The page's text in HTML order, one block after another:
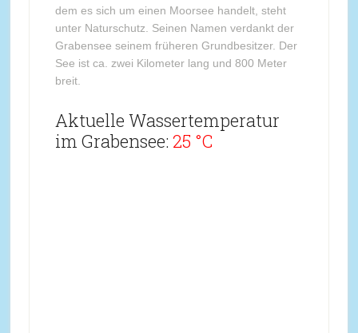
dem es sich um einen Moorsee handelt, steht
unter Naturschutz. Seinen Namen verdankt der
Grabensee seinem früheren Grundbesitzer. Der
See ist ca. zwei Kilometer lang und 800 Meter
breit.
Aktuelle Wassertemperatur
im Grabensee: 25 °C